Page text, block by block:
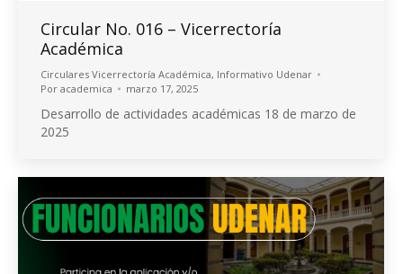
Circular No. 016 – Vicerrectoría
Académica
Circulares Vicerrectoría Académica, Informativo Udenar
Por academica marzo 17, 2025
Desarrollo de actividades académicas 18 de marzo de
2025